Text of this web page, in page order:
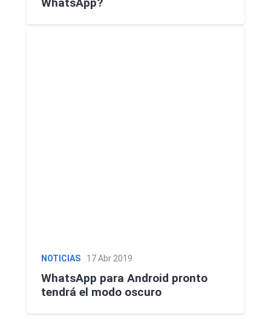
NOTICIAS 17 Abr 2019
WhatsApp para Android pronto
tendrá el modo oscuro